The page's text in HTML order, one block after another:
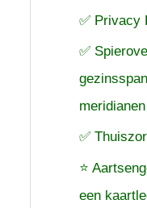
✅ Privacy
✅
✅
⭐
een